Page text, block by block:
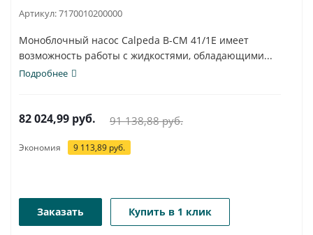
Артикул:7170010200000
Моноблочный насос Calpeda B-CM 41/1E имеет
возможность работы с жидкостями, обладающими...
Подробнее
82 024,99 руб. 91 138,88руб.
Экономия 9 113,89 руб.
Заказать Купить в 1 клик